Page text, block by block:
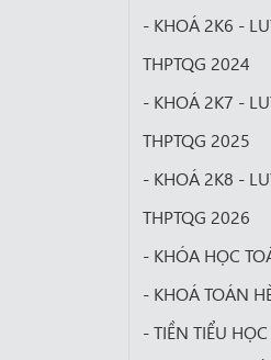
- KHOÁ 2K6 -
THPTQG 2024
- KHOÁ 2K7 -
THPTQG 2025
- KHOÁ 2K8 -
THPTQG 2026
- KHÓA HỌC
- KHOÁ TOÁN
- TIỀN TIỂU HỌC